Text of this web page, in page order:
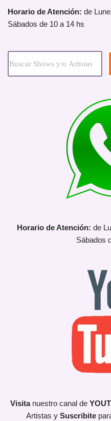
Horario de Atención: de
Sábados de 10 a 14 hs
Horario de Atención: de
Sábados
Visita nuestro canal de
Artistas y Suscribite